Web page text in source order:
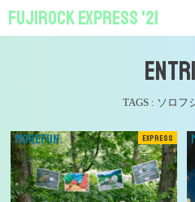
FUJIROCK EXPRESS '21
TAGS : ソロフ
MOREFUN EXPRESS